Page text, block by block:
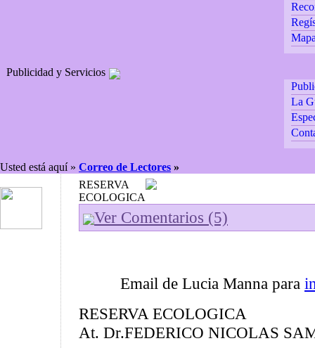
Publicidad y Servicios
La
Usted está aquí » Correo de Lectores »
RESERVA
ECOLOGICA
Ver Comentarios (5)
Email de Lucia Manna para
RESERVA ECOLOGICA
At. Dr.FEDERICO NICOLAS